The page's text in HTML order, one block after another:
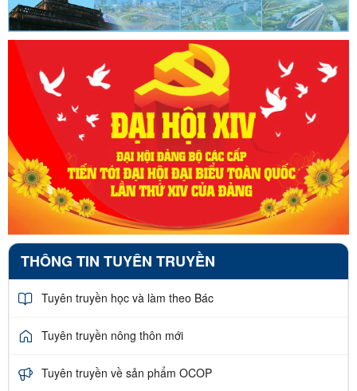
THÔNG TIN TUYÊN TRUYỀN
Tuyên truyền học và làm theo Bác
Tuyên truyền nông thôn mới
Tuyên truyền về sản phẩm OCOP